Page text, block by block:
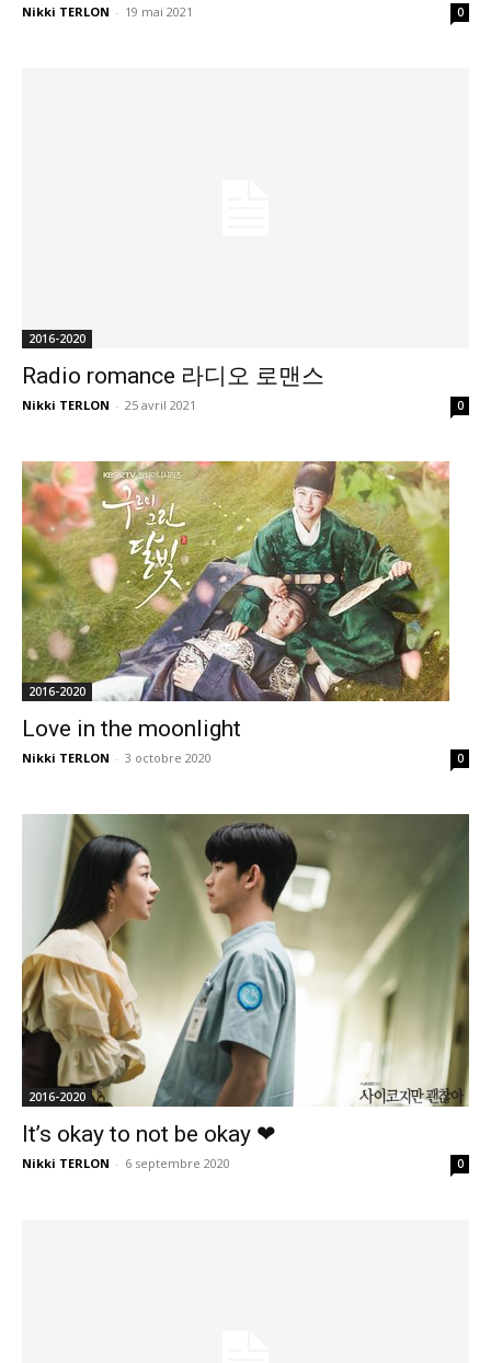
Nikki TERLON - 19 mai 2021 0
2016-2020
Radio romance 라디오 로맨스
Nikki TERLON - 25 avril 2021 0
2016-2020
Love in the moonlight
Nikki TERLON - 3 octobre 2020 0
2016-2020
It’s okay to not be okay ❤
Nikki TERLON - 6 septembre 2020 0